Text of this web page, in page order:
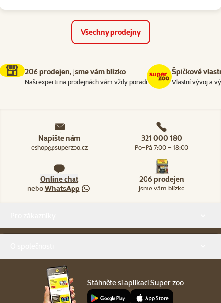
Všechny prodejny
206 prodejen, jsme vám blízko
Naši experti na prodejnách vám vždy poradí
Špičkové
Vlastní vývoj a
Napište nám
eshop@superzoo.cz
321 000 180
Po–Pá 7:00 – 18:00
Online chat
neboWhatsApp
206 prodejen
jsme vám blízko
Stáhněte si aplikaci Super zoo